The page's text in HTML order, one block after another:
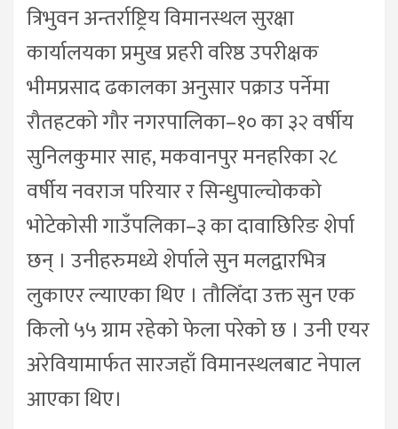
त्रिभुवन अन्तर्राष्ट्रिय विमानस्थल सुरक्षा
कार्यालयका प्रमुख प्रहरी वरिष्ठ उपरीक्षक
भीमप्रसाद ढकालका अनुसार पक्राउ पर्नेमा
रौतहटको गौर नगरपालिका–१० का ३२ वर्षीय
सुनिलकुमार साह, मकवानपुर मनहरिका २८
वर्षीय नवराज परियार र सिन्धुपाल्चोकको
भोटेकोसी गाउँपलिका–३ का दावाछिरिङ शेर्पा
छन् । उनीहरुमध्ये शेर्पाले सुन मलद्वारभित्र
लुकाएर ल्याएका थिए । तौलिँदा उक्त सुन एक
किलो ५५ ग्राम रहेको फेला परेको छ । उनी एयर
अरेवियामार्फत सारजहाँ विमानस्थलबाट नेपाल
आएका थिए।